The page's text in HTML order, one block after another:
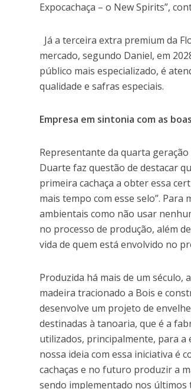
Expocachaça – o New Spirits”,
Já a terceira extra premium da
mercado, segundo Daniel, em
público mais especializado, é
qualidade e safras especiais.
Empresa em sintonia com as
Representante da quarta
Duarte faz questão de destacar
primeira cachaça a obter essa
mais tempo com esse selo”.
ambientais como não usar
no processo de produção, além
vida de quem está envolvido no
Produzida há mais de um século,
madeira tracionado a Bois e
desenvolve um projeto de
destinadas à tanoaria, que é a
utilizados, principalmente, para a
nossa ideia com essa iniciativa é
cachaças e no futuro produzir a
sendo implementado nos últimos